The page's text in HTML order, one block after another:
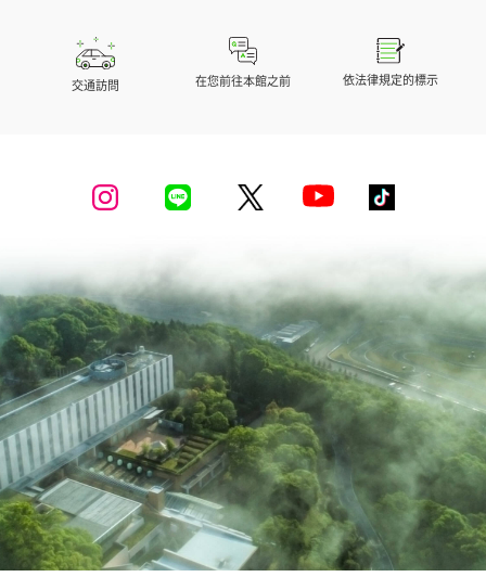
交通訪問 在您前往本館之前 依法律規定的標示